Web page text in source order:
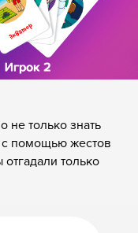
не только знать
с помощью жестов
отгадали только